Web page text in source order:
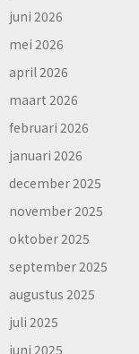
juni 2026
mei 2026
april 2026
maart 2026
februari 2026
januari 2026
december 2025
november 2025
oktober 2025
september 2025
augustus 2025
juli 2025
juni 2025